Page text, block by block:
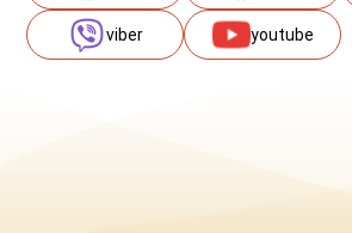
viber youtube